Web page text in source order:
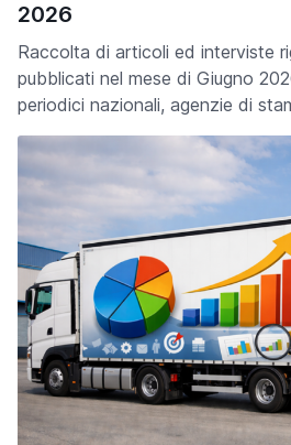
2026
Raccolta di articoli ed interviste
pubblicati nel mese di Giugno
periodici nazionali, agenzie di